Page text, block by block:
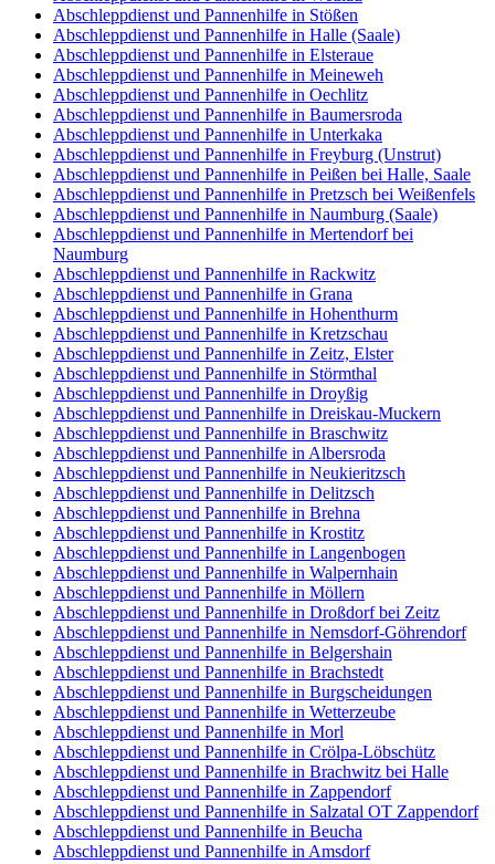
Abschleppdienst und Pannenhilfe in Stößen
Abschleppdienst und Pannenhilfe in Halle (Saale)
Abschleppdienst und Pannenhilfe in Elsteraue
Abschleppdienst und Pannenhilfe in Meineweh
Abschleppdienst und Pannenhilfe in Oechlitz
Abschleppdienst und Pannenhilfe in Baumersroda
Abschleppdienst und Pannenhilfe in Unterkaka
Abschleppdienst und Pannenhilfe in Freyburg (Unstrut)
Abschleppdienst und Pannenhilfe in Peißen bei Halle, Saale
Abschleppdienst und Pannenhilfe in Pretzsch bei Weißenfels
Abschleppdienst und Pannenhilfe in Naumburg (Saale)
Abschleppdienst und Pannenhilfe in Mertendorf bei
Naumburg
Abschleppdienst und Pannenhilfe in Rackwitz
Abschleppdienst und Pannenhilfe in Grana
Abschleppdienst und Pannenhilfe in Hohenthurm
Abschleppdienst und Pannenhilfe in Kretzschau
Abschleppdienst und Pannenhilfe in Zeitz, Elster
Abschleppdienst und Pannenhilfe in Störmthal
Abschleppdienst und Pannenhilfe in Droyßig
Abschleppdienst und Pannenhilfe in Dreiskau-Muckern
Abschleppdienst und Pannenhilfe in Braschwitz
Abschleppdienst und Pannenhilfe in Albersroda
Abschleppdienst und Pannenhilfe in Neukieritzsch
Abschleppdienst und Pannenhilfe in Delitzsch
Abschleppdienst und Pannenhilfe in Brehna
Abschleppdienst und Pannenhilfe in Krostitz
Abschleppdienst und Pannenhilfe in Langenbogen
Abschleppdienst und Pannenhilfe in Walpernhain
Abschleppdienst und Pannenhilfe in Möllern
Abschleppdienst und Pannenhilfe in Droßdorf bei Zeitz
Abschleppdienst und Pannenhilfe in Nemsdorf-Göhrendorf
Abschleppdienst und Pannenhilfe in Belgershain
Abschleppdienst und Pannenhilfe in Brachstedt
Abschleppdienst und Pannenhilfe in Burgscheidungen
Abschleppdienst und Pannenhilfe in Wetterzeube
Abschleppdienst und Pannenhilfe in Morl
Abschleppdienst und Pannenhilfe in Crölpa-Löbschütz
Abschleppdienst und Pannenhilfe in Brachwitz bei Halle
Abschleppdienst und Pannenhilfe in Zappendorf
Abschleppdienst und Pannenhilfe in Salzatal OT Zappendorf
Abschleppdienst und Pannenhilfe in Beucha
Abschleppdienst und Pannenhilfe in Amsdorf